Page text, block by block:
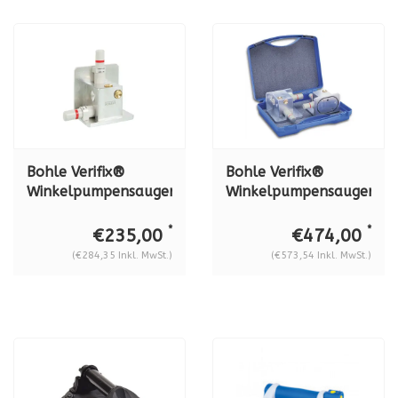
Bohle Verifix®
Winkelpumpensauger,
mm - schenkellänge
72 mm, BO 638.0
€235,00 *
(€284,35 Inkl. MwSt.)
Bohle Verifix®
Winkelpumpensauger
€474,00 *
(€573,54 Inkl. MwSt.)